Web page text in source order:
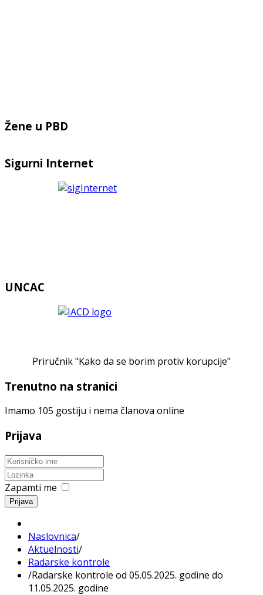
Žene u PBD
Sigurni Internet
UNCAC
Priručnik "Kako da se borim protiv korupcije"
Trenutno na stranici
Imamo 105 gostiju i nema članova online
Prijava
Zapamti me
Prijava
Naslovnica/
Aktuelnosti/
Radarske kontrole
/Radarske kontrole od 05.05.2025. godine do
11.05.2025. godine